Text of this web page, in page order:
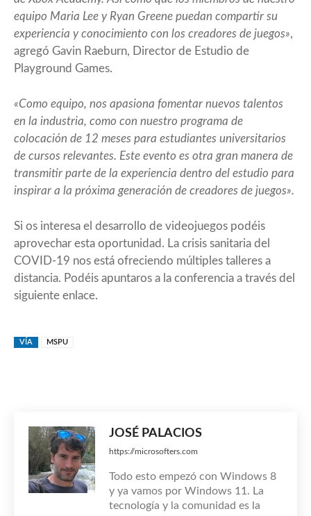
equipo Maria Lee y Ryan Greene puedan compartir su
experiencia y conocimiento con los creadores de juegos»,
agregó Gavin Raeburn, Director de Estudio de
Playground Games.
«Como equipo, nos apasiona fomentar nuevos talentos
en la industria, como con nuestro programa de
colocación de 12 meses para estudiantes universitarios
de cursos relevantes. Este evento es otra gran manera de
transmitir parte de la experiencia dentro del estudio para
inspirar a la próxima generación de creadores de juegos».
Si os interesa el desarrollo de videojuegos podéis
aprovechar esta oportunidad. La crisis sanitaria del
COVID-19 nos está ofreciendo múltiples talleres a
distancia. Podéis apuntaros a la conferencia a través del
siguiente enlace.
VÍA MSPU
JOSÉ PALACIOS
https://microsofters.com
Todo esto empezó con Windows 8
y ya vamos por Windows 11. La
tecnología y la comunidad es la